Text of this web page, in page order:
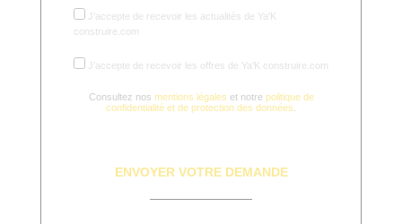
J’accepte de recevoir les actualités de Ya'K
construire.com
J’accepte de recevoir les offres de Ya'K construire.com
Consultez nos mentions légales et notre politique de
confidentialité et de protection des données